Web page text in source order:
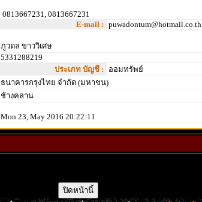
0813667231, 0813667231
E-mail : puwadontum@hotmail.co.th
ภูวดล ขาววิเศษ
5331288219
ประเภท บัญชี :
ออมทรัพย์
ธนาคารกรุงไทย จำกัด (มหาชน)
ช้างคลาน
Mon 23, May 2016 20:22:11